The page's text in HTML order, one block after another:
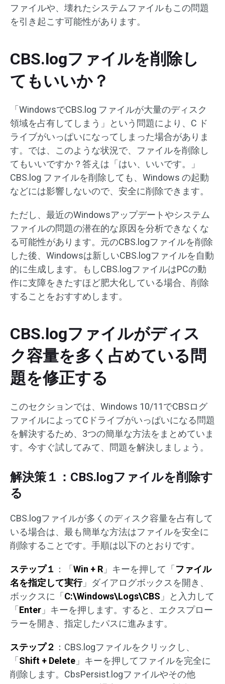
ファイルや、壊れたシステムファイルもこの問題
を引き起こす可能性があります。
CBS.logファイルを削除し
てもいいか？
「WindowsでCBS.log ファイルが大量のディスク
領域を占有してしまう」という問題により、C ド
ライブがいっぱいになってしまった場合がありま
す。では、このような状況で、ファイルを削除し
てもいいですか？答えは「はい、いいです。」
CBS.log ファイルを削除しても、Windows の起動
などには影響しないので、安全に削除できます。
ただし、最近のWindowsアップデートやシステム
ファイルの問題の潜在的な原因を分析できなくな
る可能性があります。元のCBS.logファイルを削除
した後、Windowsは新しいCBS.logファイルを自動
的に生成します。もしCBS.logファイルはPCの動
作に支障をきたすほど肥大化している場合、削除
することをおすすめします。
CBS.logファイルがディス
ク容量を多く占めている問
題を修正する
このセクションでは、Windows 10/11でCBSログ
ファイルによってCドライブがいっぱいになる問題
を解決するため、3つの簡単な方法をまとめていま
す。今すぐ試してみて、問題を解決しましょう。
解決策１：CBS.logファイルを削除す
る
CBS.logファイルが多くのディスク容量を占有して
いる場合は、最も簡単な方法はファイルを安全に
削除することです。手順は以下のとおりです。
ステップ１ ：「 Win + R 」キーを押して「 ファイル
名を指定して実行」ダイアログボックスを開き、
ボックスに「 C:\Windows\Logs\CBS 」と入力して
「 Enter 」キーを押します。すると、エクスプロー
ラーを開き、指定したパスに進みます。
ステップ２ ：CBS.logファイルをクリックし、
「 Shift + Delete 」キーを押してファイルを完全に
削除します。CbsPersist.logファイルやその他